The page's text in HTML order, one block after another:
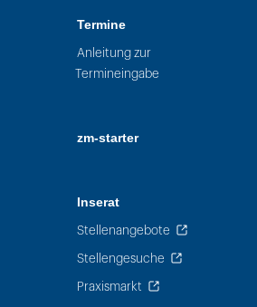
Termine
Anleitung zur
Termineingabe
zm-starter
Inserat
Stellenangebote
Stellengesuche
Praxismarkt